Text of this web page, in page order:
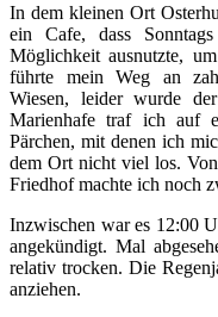
In dem kleinen Ort
ein Cafe, dass
Möglichkeit ausnutzte,
führte mein Weg an
Wiesen, leider wurde
Marienhafe traf ich auf
Pärchen, mit denen ich
dem Ort nicht viel los.
Friedhof machte ich noch
Inzwischen war es 12:00
angekündigt. Mal
relativ trocken. Die
anziehen.